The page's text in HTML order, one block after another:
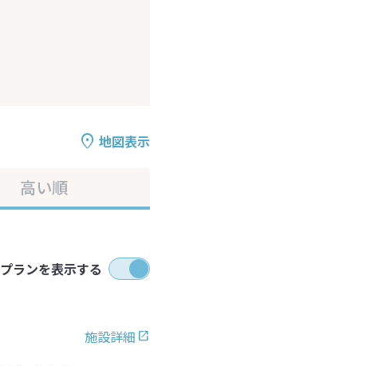
地図表示
高い順
プランを表示する
施設詳細